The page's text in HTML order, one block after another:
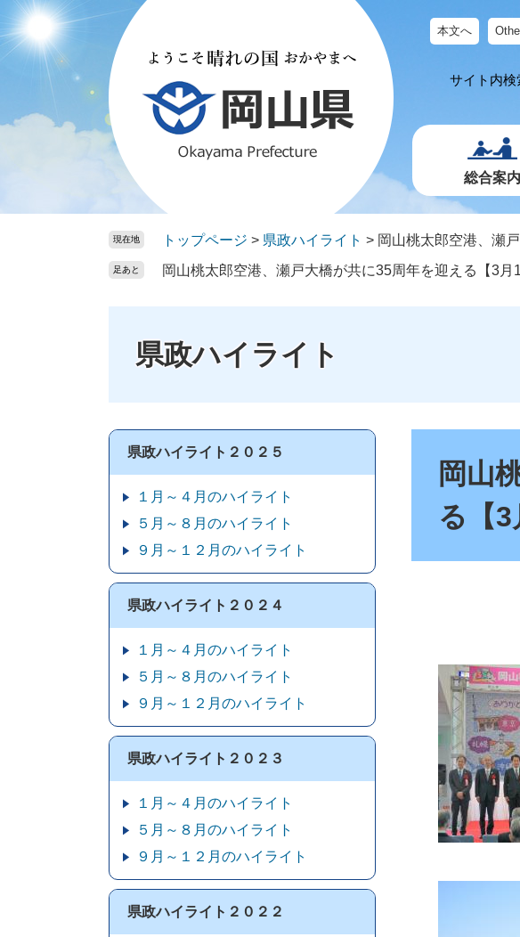
ー
ジ
ニ
ュ
本文へ
サイト内検
総合案内
現在地 トップページ > 県政ハイライト > 岡山桃太郎空港、瀬
足あと 岡山桃太郎空港、瀬戸大橋が共に35周年を迎える【3月
県政ハイライト
岡山
る【3
県政ハイライト２０２５
１月～４月のハイライト
５月～８月のハイライト
９月～１２月のハイライト
県政ハイライト２０２４
１月～４月のハイライト
５月～８月のハイライト
９月～１２月のハイライト
県政ハイライト２０２３
１月～４月のハイライト
５月～８月のハイライト
９月～１２月のハイライト
県政ハイライト２０２２